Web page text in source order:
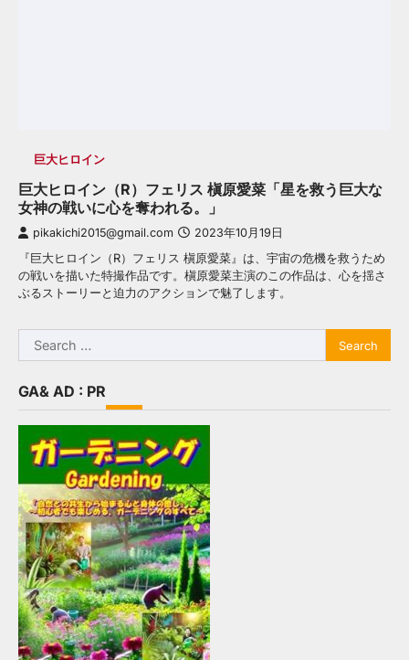
巨大ヒロイン
巨大ヒロイン（R）フェリス 槇原愛菜「星を救う巨大な
女神の戦いに心を奪われる。」
pikakichi2015@gmail.com 2023年10月19日
『巨大ヒロイン（R）フェリス 槇原愛菜』は、宇宙の危機を救うため
の戦いを描いた特撮作品です。槇原愛菜主演のこの作品は、心を揺さ
ぶるストーリーと迫力のアクションで魅了します。
Search
for:
GA& AD : PR